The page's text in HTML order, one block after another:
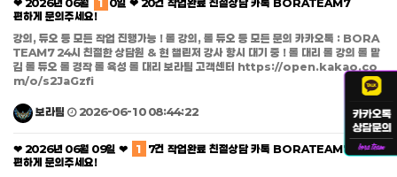
❤ 2026년 06월 1 0일 ❤ 20건 작업완료 친절상담 카톡 BORATEAM7
편하게 문의주세요!
강의, 듀오 등 모든 작업 진행가능 ! 롤 강의, 롤 듀오 등 모든 문의 카카오톡 : BORA
TEAM7 24시 친절한 상담원 & 현 챌린저 강사 항시 대기 중 ! 롤 대리 롤 강의 롤 맡
김 롤 듀오 롤 경작 롤 육성 롤 대리 보라팀 고객센터 https://open.kakao.co
m/o/s2JaGzfi
보라팀 2026-06-10 08:44:22
❤ 2026년 06월 09일 ❤ 1
7건 작업완료 친절상담 카톡 BORATEAM7
편하게 문의주세요!